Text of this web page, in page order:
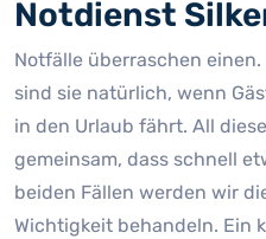
Notdienst
Notfälle überraschen
sind sie natürlich, wenn
in den Urlaub fährt. All
gemeinsam, dass schnell
beiden Fällen werden wir
Wichtigkeit behandeln. Ein